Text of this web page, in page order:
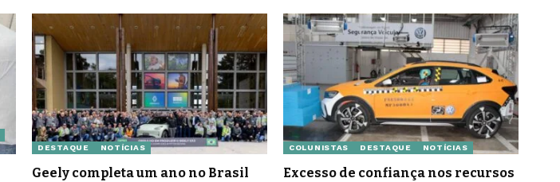
DESTAQUE NOTÍCIAS
Geely completa um ano no Brasil
COLUNISTAS DESTAQUE NOTÍCIAS
Excesso de confiança nos recursos